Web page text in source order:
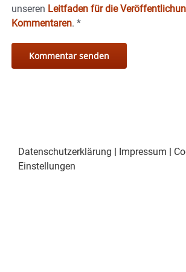
unseren Leitfaden für die
Kommentaren. *
Datenschutzerklärung | Impressum |
Einstellungen